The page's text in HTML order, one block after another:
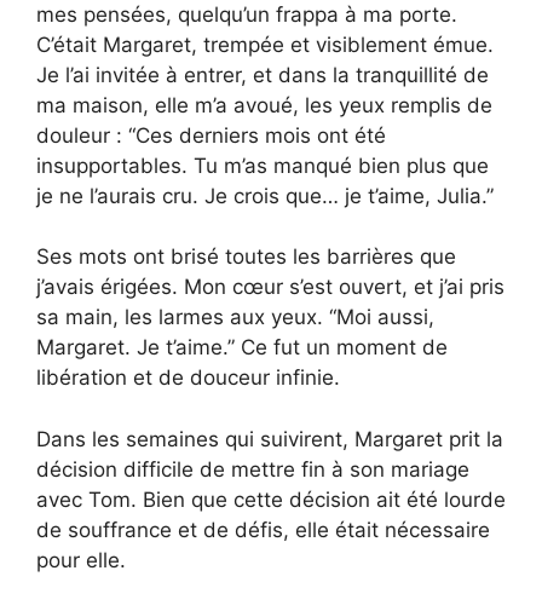
mes pensées, quelqu’un frappa à ma porte.
C’était Margaret, trempée et visiblement émue.
Je l’ai invitée à entrer, et dans la tranquillité de
ma maison, elle m’a avoué, les yeux remplis de
douleur : “Ces derniers mois ont été
insupportables. Tu m’as manqué bien plus que
je ne l’aurais cru. Je crois que… je t’aime, Julia.”
Ses mots ont brisé toutes les barrières que
j’avais érigées. Mon cœur s’est ouvert, et j’ai pris
sa main, les larmes aux yeux. “Moi aussi,
Margaret. Je t’aime.” Ce fut un moment de
libération et de douceur infinie.
Dans les semaines qui suivirent, Margaret prit la
décision difficile de mettre fin à son mariage
avec Tom. Bien que cette décision ait été lourde
de souffrance et de défis, elle était nécessaire
pour elle.